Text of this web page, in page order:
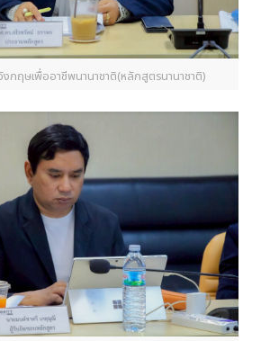
งกฤษเพื่ออาชีพนานาชาติ(หลักสูตรนานาชาติ)